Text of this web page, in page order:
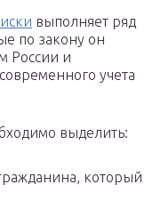
выполняет ряд
по закону он
России и
учета
выделить:
который